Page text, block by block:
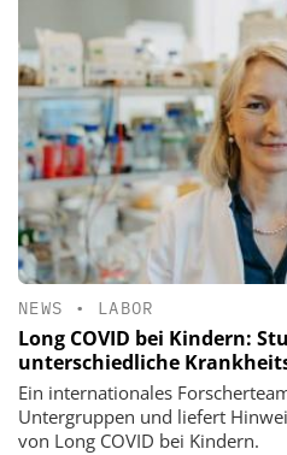
NEWS • LABOR
Long COVID bei Kindern:
unterschiedliche
Ein internationales
Untergruppen und liefert
von Long COVID bei Kindern.